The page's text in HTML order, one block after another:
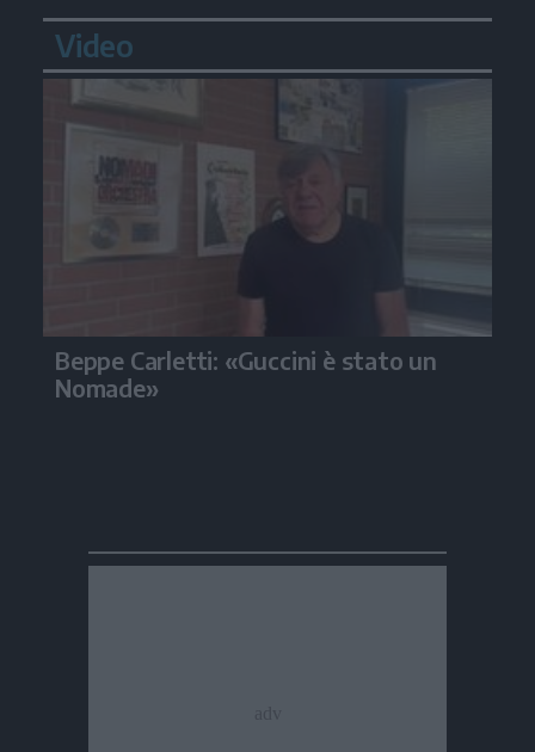
Video
Beppe Carletti: «Guccini è stato un
Nomade»